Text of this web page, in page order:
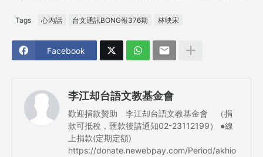
Tags 心內話 台文通訊BONG報376期 林映宋
Facebook
李江却台語文教基金會
歡迎捐款贊助 李江却台語文教基金會 （捐
款可抵稅，匯款後請通知02-23112199） ●線
上捐款(定期定額)
https://donate.newebpay.com/Period/akhio